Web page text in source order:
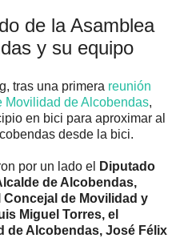
de la Asamblea
y su equipo
tras una primera reunión
Movilidad de Alcobendas,
en bici para aproximar al
desde la bici.
por un lado el
Diputado
de Alcobendas,
Concejal de Movilidad y
Miguel Torres, el
de Alcobendas, José Félix